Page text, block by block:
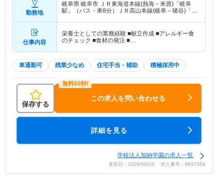
勤務地
岐阜県 岐阜市 ＪＲ東海道本線(熱海－米原)「岐阜
駅」（バス・車8分）ＪＲ高山本線(岐阜－猪谷)「岐
仕事内容
栄養士としての業務経験 ■献立作成 ■アレルギー食
のチェック ■食材の発注 ■…
車通勤可 残業少なめ 住宅手当・補助 積極採用中
保存する
この求人を問い合わせる
詳細を見る
学校法人加納学園の求人一覧
更新日：2026/06/02 求人番号：9837554